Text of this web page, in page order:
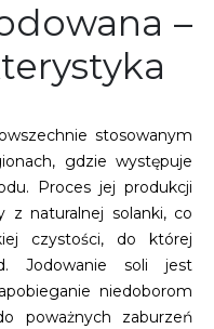
–
stosowanym
gdzie występuje
Proces jej produkcji
z naturalnej solanki, co
czystości, do której
Jodowanie soli jest
niedoborom
poważnych zaburzeń